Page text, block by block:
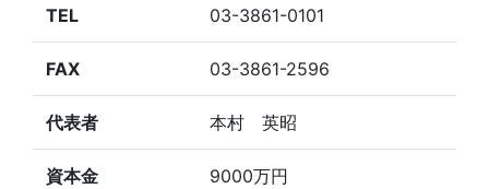
TEL 03-3861-0101
FAX 03-3861-2596
代表者 本村 英昭
資本金 9000万円